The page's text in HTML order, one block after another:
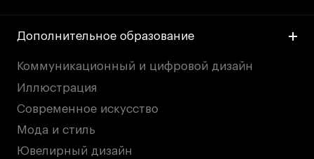
Проект с Microsoft
Подобрать программу
Дополнительное образование
Коммуникационный и цифровой дизайн
Иллюстрация
Современное искусство
Мода и стиль
Ювелирный дизайн